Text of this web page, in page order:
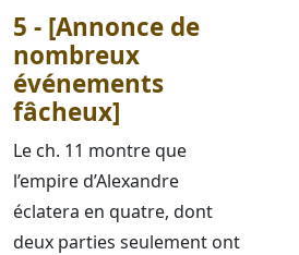
5 - [Annonce de
nombreux
événements
fâcheux]
Le ch. 11 montre que
l’empire d’Alexandre
éclatera en quatre, dont
deux parties seulement ont